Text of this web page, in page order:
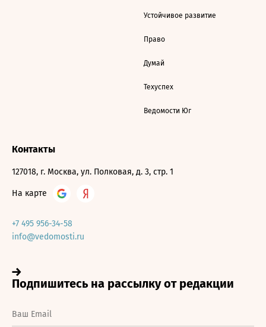
Устойчивое развитие
Право
Думай
Техуспех
Ведомости Юг
Контакты
127018, г. Москва, ул. Полковая, д. 3, стр. 1
На карте
+7 495 956-34-58
info@vedomosti.ru